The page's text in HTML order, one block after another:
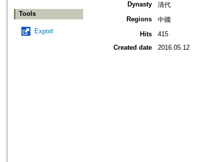
Tools
Export
Dynasty
清代
Regions
中國
Hits
415
Created date
2016.05.12